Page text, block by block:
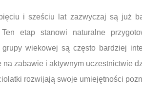
i sześciu lat zazwyczaj są już
Ten etap stanowi naturalne
wiekowej są często bardziej
na zabawie i aktywnym uczestnictwie
rozwijają swoje umiejętności